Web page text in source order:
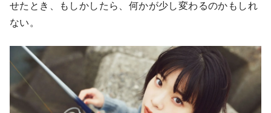
せたとき、もしかしたら、何かが少し変わるのかもしれ
ない。